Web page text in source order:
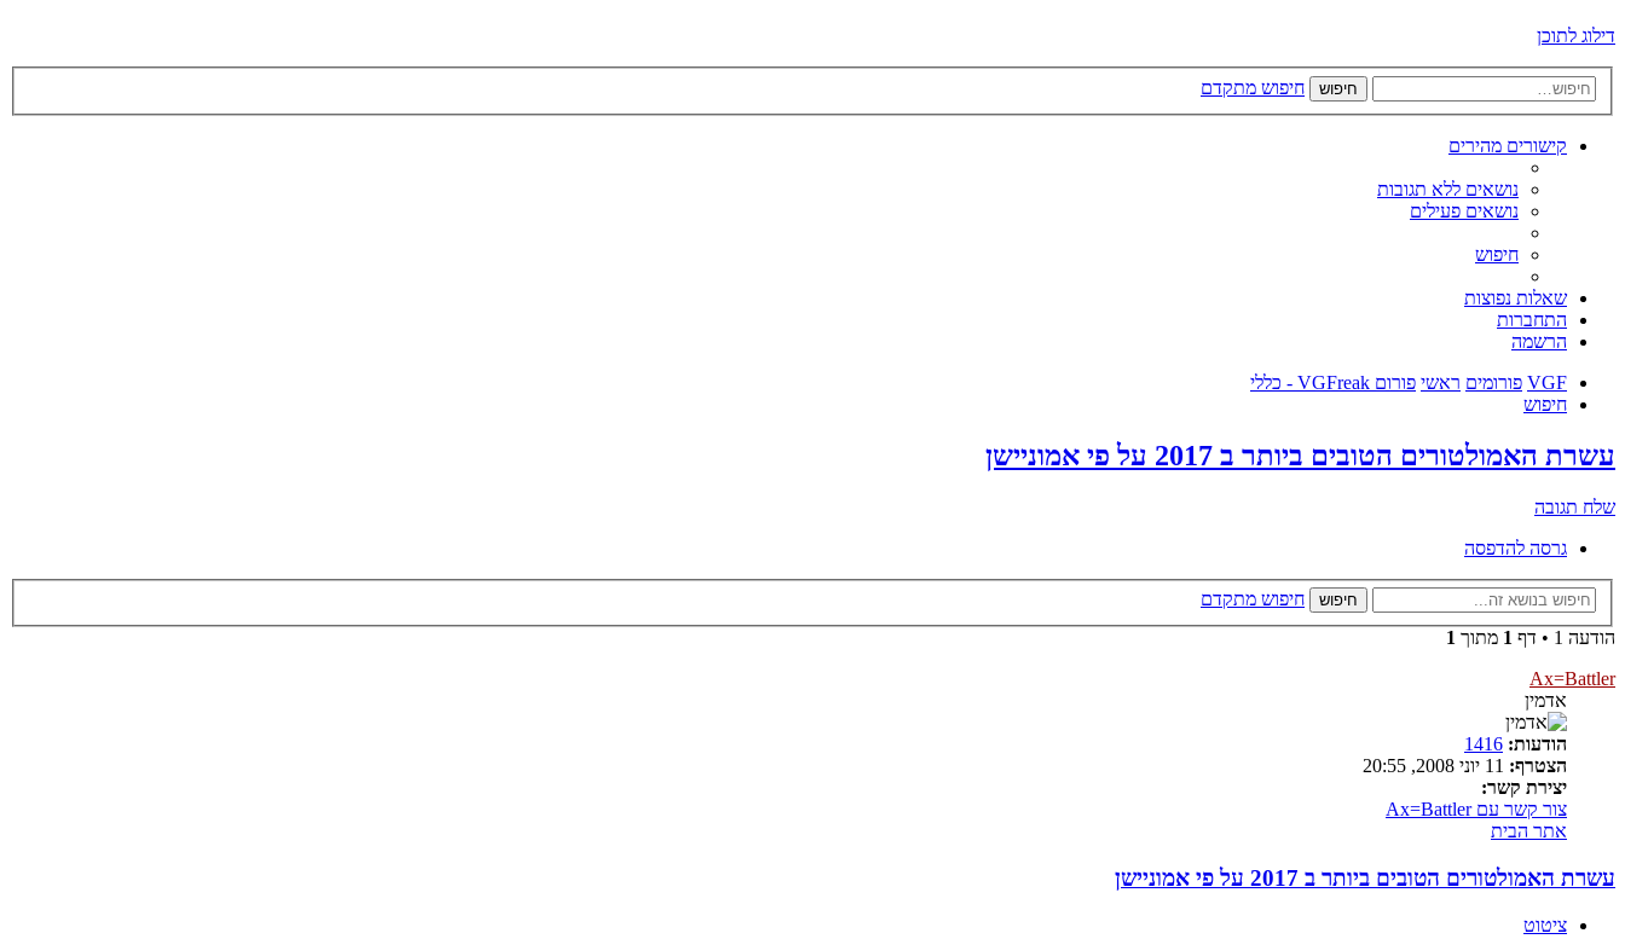
דילוג לתוכן
חיפוש חיפוש מתקדם
קישורים מהירים
נושאים ללא תגובות
נושאים פעילים
חיפוש
שאלות נפוצות
התחברות
הרשמה
VGF פורומים ראשי פורום VGFreak - כללי
חיפוש
עשרת האמולטורים הטובים ביותר ב 2017 על פי אמוניישן
שלח תגובה
גרסה להדפסה
חיפוש
חיפוש מתקדם
הודעה 1 • דף
1 מתוך 1
Ax=Battler
אדמין
הודעות: 1416
הצטרף:
יצירת קשר:
צור קשר עם Ax=Battler
אתר הבית
עשרת האמולטורים הטובים ביותר ב 2017 על פי אמוניישן
ציטוט